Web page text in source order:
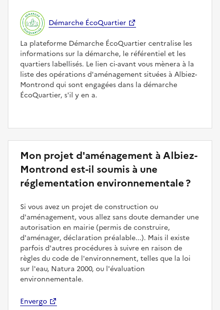
Démarche ÉcoQuartier
La plateforme Démarche ÉcoQuartier centralise les
informations sur la démarche, le référentiel et les
quartiers labellisés. Le lien ci-avant vous mènera à la
liste des opérations d'aménagement situées à Albiez-
Montrond qui sont engagées dans la démarche
ÉcoQuartier, s'il y en a.
Mon projet d'aménagement à Albiez-
Montrond est-il soumis à une
réglementation environnementale ?
Si vous avez un projet de construction ou
d'aménagement, vous allez sans doute demander une
autorisation en mairie (permis de construire,
d'aménager, déclaration préalable...). Mais il existe
parfois d'autres procédures à suivre en raison de
règles du code de l'environnement, telles que la loi
sur l'eau, Natura 2000, ou l'évaluation
environnementale.
Envergo